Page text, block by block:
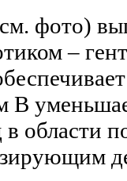
фото)
–
В
области